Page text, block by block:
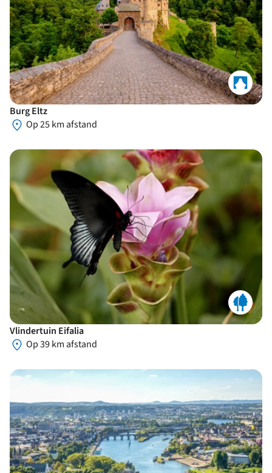
Burg Eltz
Op 25 km afstand
Vlindertuin Eifalia
Op 39 km afstand